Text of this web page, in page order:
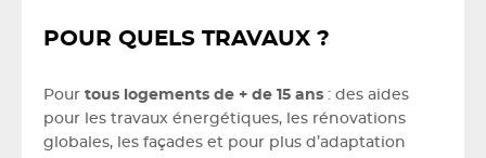
POUR QUELS TRAVAUX ?
Pour tous logements de + de 15 ans : des aides
pour les travaux énergétiques, les rénovations
globales, les façades et pour plus d’adaptation